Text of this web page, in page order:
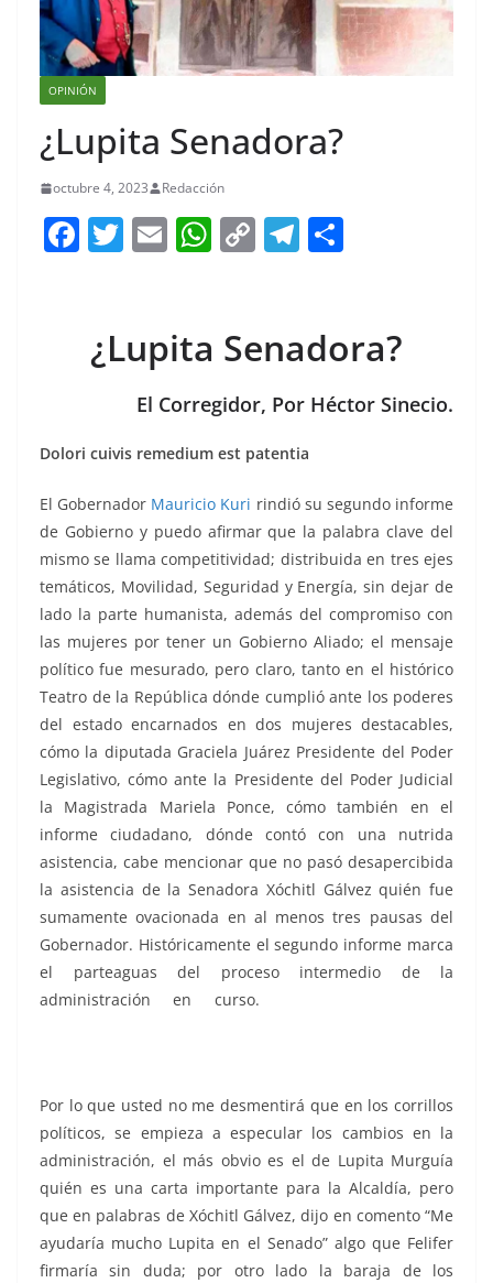
OPINIÓN
¿Lupita Senadora?
octubre 4, 2023 Redacción
F
e
b
o
T
er
E
l
W
s
A
p
p
C
y
Li
n
k
T
gr
a
m
e
¿Lupita Senadora?
El Corregidor, Por Héctor Sinecio.
Dolori cuivis remedium est patentia
El Gobernador Mauricio Kuri rindió su segundo informe
de Gobierno y puedo afirmar que la palabra clave del
mismo se llama competitividad; distribuida en tres ejes
temáticos, Movilidad, Seguridad y Energía, sin dejar de
lado la parte humanista, además del compromiso con
las mujeres por tener un Gobierno Aliado; el mensaje
político fue mesurado, pero claro, tanto en el histórico
Teatro de la República dónde cumplió ante los poderes
del estado encarnados en dos mujeres destacables,
cómo la diputada Graciela Juárez Presidente del Poder
Legislativo, cómo ante la Presidente del Poder Judicial
la Magistrada Mariela Ponce, cómo también en el
informe ciudadano, dónde contó con una nutrida
asistencia, cabe mencionar que no pasó desapercibida
la asistencia de la Senadora Xóchitl Gálvez quién fue
sumamente ovacionada en al menos tres pausas del
Gobernador. Históricamente el segundo informe marca
el parteaguas del proceso intermedio de la
administración en curso.
Por lo que usted no me desmentirá que en los corrillos
políticos, se empieza a especular los cambios en la
administración, el más obvio es el de Lupita Murguía
quién es una carta importante para la Alcaldía, pero
que en palabras de Xóchitl Gálvez, dijo en comento “Me
ayudaría mucho Lupita en el Senado” algo que Felifer
firmaría sin duda; por otro lado la baraja de los